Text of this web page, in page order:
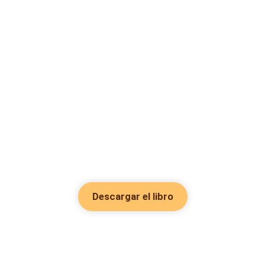
Descargar el libro